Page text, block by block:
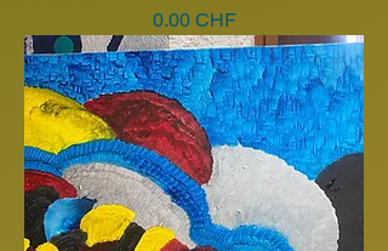
Prix
0.00 CHF